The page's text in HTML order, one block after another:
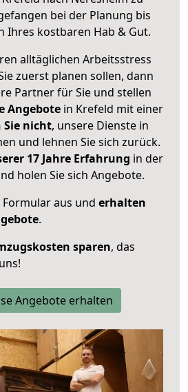
bei der Planung bis
Ihres kostbaren Hab & Gut.
alltäglichen Arbeitsstress
zuerst planen sollen, dann
Partner für Sie und stellen
Angebote in Krefeld mit einer
Sie nicht, unsere Dienste in
und lehnen Sie sich zurück.
17 Jahre Erfahrung in der
holen Sie sich Angebote.
Formular aus und erhalten
.
sparen, das
Angebote erhalten